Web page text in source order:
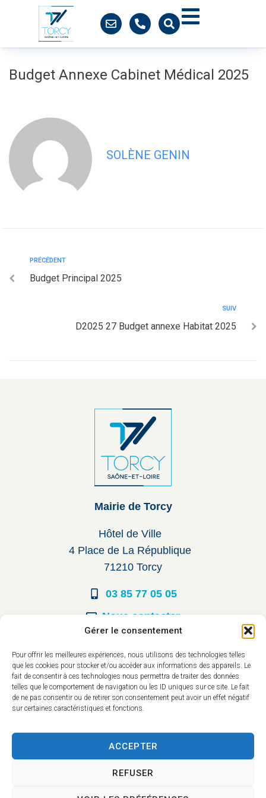
Gérer le consentement
Pour offrir les meilleures expériences, nous utilisons des technologies telles
que les cookies pour stocker et/ou accéder aux informations des appareils. Le
fait de consentir à ces technologies nous permettra de traiter des données
telles que le comportement de navigation ou les ID uniques sur ce site. Le fait
de ne pas consentir ou de retirer son consentement peut avoir un effet négatif
sur certaines caractéristiques et fonctions.
ACCEPTER
REFUSER
Budget Annexe Cabinet Médical 2025
SOLÈNE GENIN
PRÉCÉDENT
Budget Principal 2025
SUIV
D2025 27 Budget annexe Habitat 2025
Mairie de Torcy
Hôtel de Ville
4 Place de La République
71210 Torcy
03 85 77 05 05
Nous contacter
Du lundi au vendredi :
8h30 à 12h00